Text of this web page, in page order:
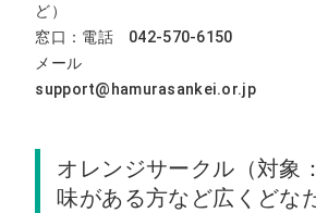
ど）
窓口：電話 042-570-6150
メール
support@hamurasankei.or.jp
オレンジサークル（対象
味がある方など広くどな